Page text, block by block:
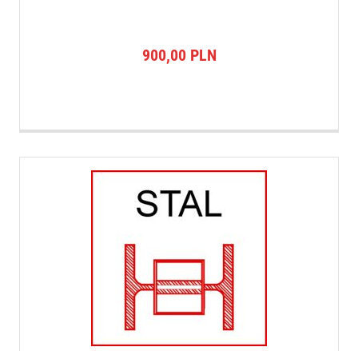
900,00 PLN